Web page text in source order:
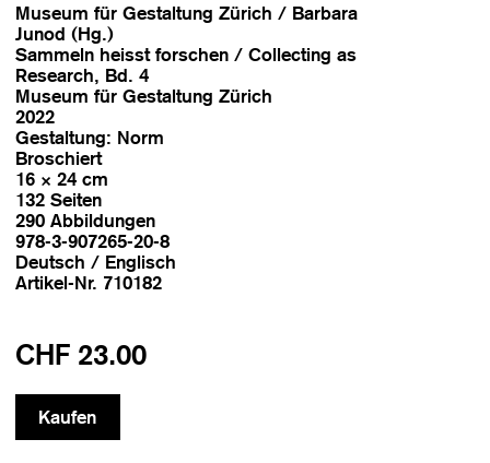
Museum für Gestaltung Zürich / Barbara
Junod (Hg.)
Sammeln heisst forschen / Collecting as
Research, Bd. 4
Museum für Gestaltung Zürich
2022
Gestaltung: Norm
Broschiert
16 × 24 cm
132 Seiten
290 Abbildungen
978-3-907265-20-8
Deutsch / Englisch
Artikel-Nr. 710182
CHF 23.00